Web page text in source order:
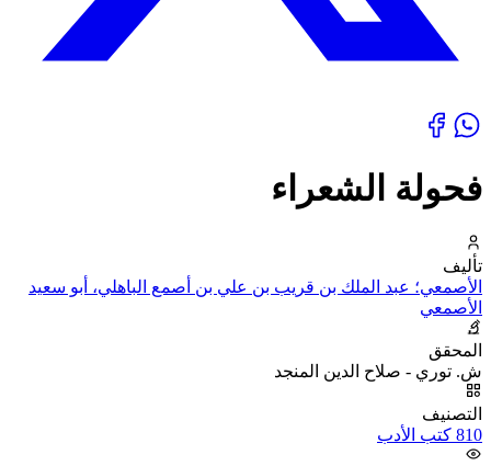
فحولة الشعراء
تأليف
الأصمعي؛ عبد الملك بن قريب بن علي بن أصمع الباهلي، أبو سعيد
الأصمعي
المحقق
ش. توري - صلاح الدين المنجد
التصنيف
810 كتب الأدب